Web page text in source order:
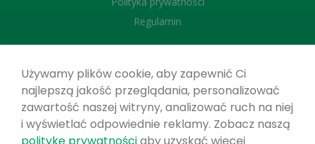
Regulamin
Używamy plików cookie, aby zapewnić Ci
najlepszą jakość przeglądania, personalizować
zawartość naszej witryny, analizować ruch na niej
i wyświetlać odpowiednie reklamy. Zobacz naszą